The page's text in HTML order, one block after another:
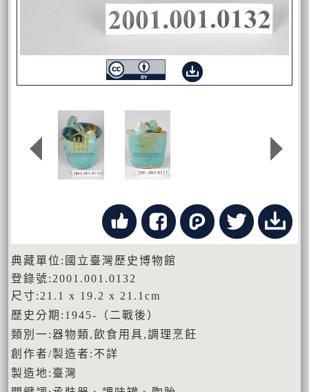
典藏單位:國立臺灣歷史博物館
登錄號:2001.001.0132
尺寸:21.1 x 19.2 x 21.1cm
歷史分期:1945-（二戰後）
類別一:器物類,飲食用具,調理烹飪
創作者/製造者:不詳
製造地:臺灣